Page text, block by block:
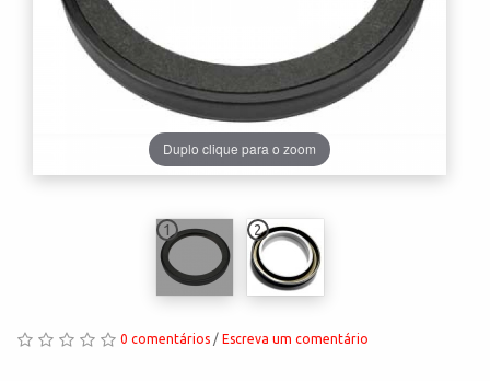
1 2
Duplo clique para o zoom
0 comentários / Escreva um comentário